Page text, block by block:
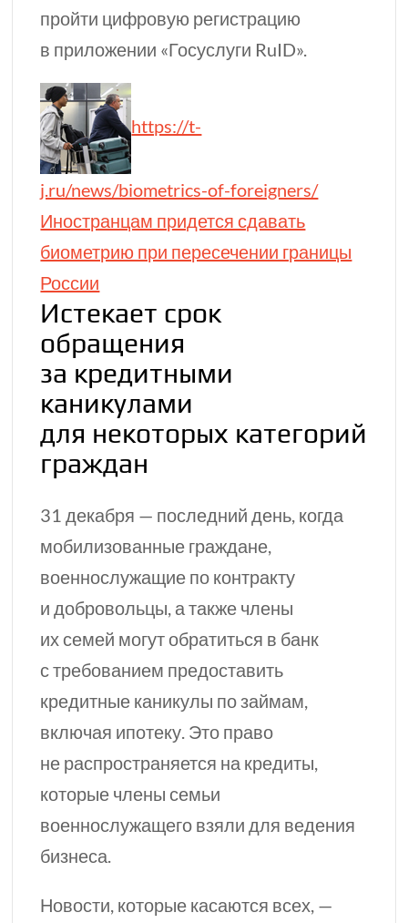
пройти цифровую регистрацию
в приложении «Госуслуги RuID».
https://t-
j.ru/news/biometrics-of-foreigners/
Иностранцам придется сдавать
биометрию при пересечении границы
России
Истекает срок
обращения
за кредитными
каникулами
для некоторых категорий
граждан
31 декабря — последний день, когда
мобилизованные граждане,
военнослужащие по контракту
и добровольцы, а также члены
их семей могут обратиться в банк
с требованием предоставить
кредитные каникулы по займам,
включая ипотеку. Это право
не распространяется на кредиты,
которые члены семьи
военнослужащего взяли для ведения
бизнеса.
Новости, которые касаются всех, —